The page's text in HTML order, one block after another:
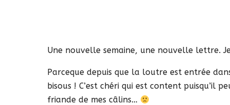
Une nouvelle semaine, une nouvelle lettre.
Parceque depuis que la loutre est entrée
bisous ! C’est chéri qui est content puisqu’il
friande de mes câlins…